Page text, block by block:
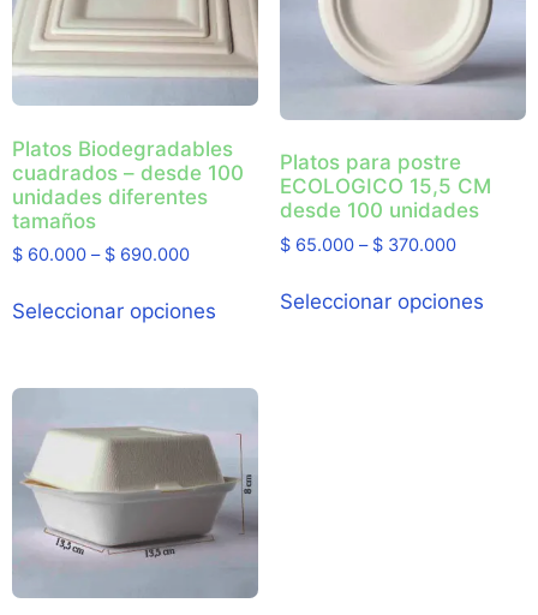
Platos Biodegradables
cuadrados – desde 100
unidades diferentes
tamaños
$ 60.000 – $ 690.000
Seleccionar opciones
Platos para postre
ECOLOGICO 15,5 CM
desde 100 unidades
$65.000– $370.000
Seleccionar opciones